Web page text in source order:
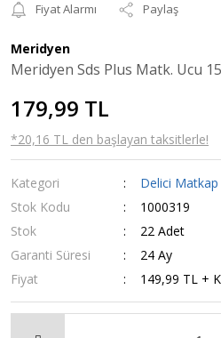
Fiyat Alarmı
Paylaş
Meridyen
Meridyen Sds Plus Matk. Ucu
179,99 TL
*20,16 TL den başlayan taksitlerle!
Kategori
Delici Matkap
Stok Kodu
1000319
Stok
22 Adet
Garanti Süresi
24 Ay
Fiyat
149,99 TL +